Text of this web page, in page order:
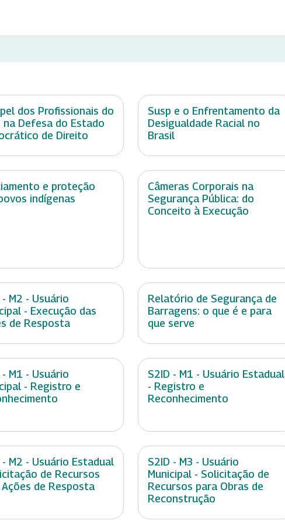
dos Profissionais do
na Defesa do Estado
de Direito
Susp e o Enfrentamento da
Desigualdade Racial no
Brasil
e proteção
indígenas
Câmeras Corporais na
Segurança Pública: do
Conceito à Execução
- M2 - Usuário
- Execução das
de Resposta
Relatório de Segurança de
Barragens: o que é e para
que serve
- M1 - Usuário
- Registro e
S2ID - M1 - Usuário Estadual
- Registro e
Reconhecimento
- M2 - Usuário Estadual
de Recursos
de Resposta
S2ID - M3 - Usuário
Municipal - Solicitação de
Recursos para Obras de
Reconstrução